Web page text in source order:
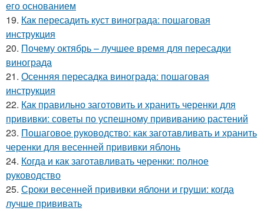
его основанием
19. Как пересадить куст винограда: пошаговая
инструкция
20. Почему октябрь – лучшее время для пересадки
винограда
21. Осенняя пересадка винограда: пошаговая
инструкция
22. Как правильно заготовить и хранить черенки для
прививки: советы по успешному прививанию растений
23. Пошаговое руководство: как заготавливать и хранить
черенки для весенней прививки яблонь
24. Когда и как заготавливать черенки: полное
руководство
25. Сроки весенней прививки яблони и груши: когда
лучше прививать